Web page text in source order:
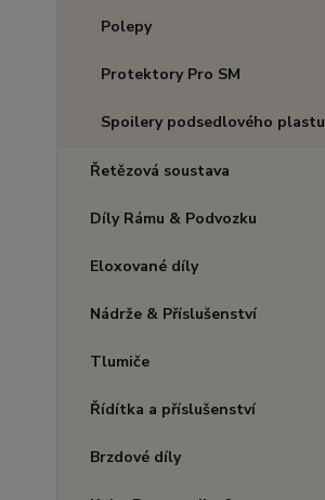
Polepy
Protektory Pro SM
Spoilery podsedlového plastu
Řetězová soustava
Díly Rámu & Podvozku
Eloxované díly
Nádrže & Příslušenství
Tlumiče
Řídítka a příslušenství
Brzdové díly